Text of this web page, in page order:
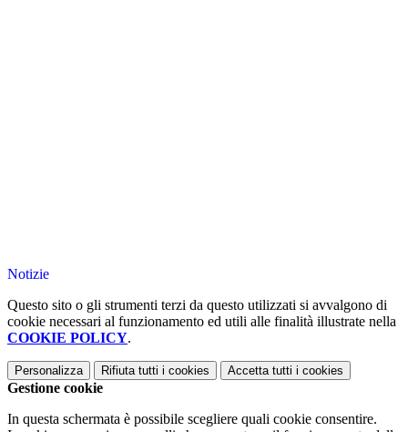
Notizie
Questo sito o gli strumenti terzi da questo utilizzati si avvalgono di
cookie necessari al funzionamento ed utili alle finalità illustrate nella
COOKIE POLICY.
Personalizza Rifiuta tutti i cookies Accetta tutti i cookies
Gestione cookie
In questa schermata è possibile scegliere quali cookie consentire.